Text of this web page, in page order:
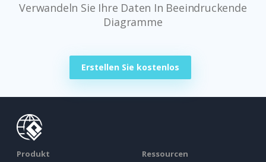
Verwandeln Sie Ihre Daten In Beeindruckende
Diagramme
Erstellen Sie kostenlos
Produkt Ressourcen